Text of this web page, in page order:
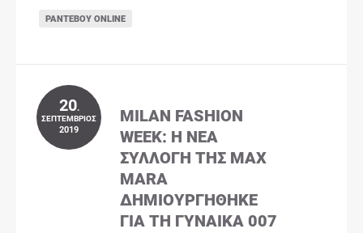
ΡΑΝΤΕΒΟΎ ONLINE
20.
ΣΕΠΤΈΜΒΡΙΟΣ
2019
MILAN FASHION
WEEK: Η ΝΈΑ
ΣΥΛΛΟΓΉ ΤΗΣ MAX
MARA
ΔΗΜΙΟΥΡΓΉΘΗΚΕ
ΓΙΑ ΤΗ ΓΥΝΑΊΚΑ 007